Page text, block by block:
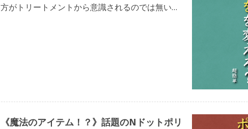
方がトリートメントから意識されるのでは無いで
《魔法のアイテム！？》話題のNドットポリ